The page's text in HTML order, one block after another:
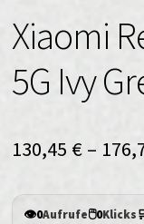
Xiaomi
5G Ivy
130,45 € –
👁️0Aufrufe🖱️0Klicks